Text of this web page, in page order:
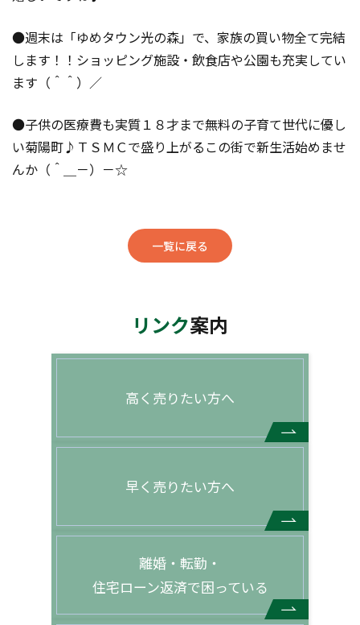
●週末は「ゆめタウン光の森」で、家族の買い物全て完結
します！！ショッピング施設・飲食店や公園も充実してい
ます（＾＾）／
●子供の医療費も実質１８才まで無料の子育て世代に優し
い菊陽町♪ＴＳＭＣで盛り上がるこの街で新生活始めませ
んか（＾＿－）－☆
一覧に戻る
リンク案内
高く売りたい方へ
早く売りたい方へ
離婚・転勤・
住宅ローン返済で困っている